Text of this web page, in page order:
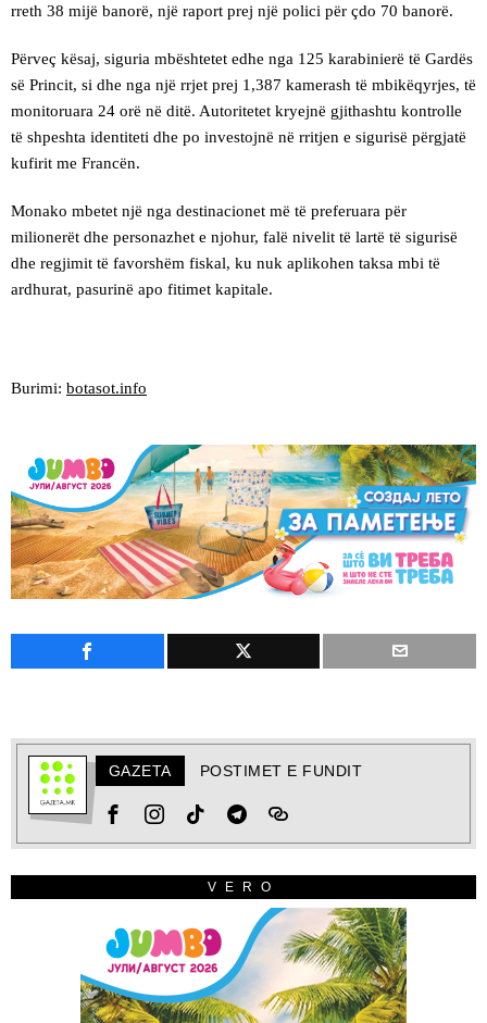
rreth 38 mijë banorë, një raport prej një polici për çdo 70 banorë.
Përveç kësaj, siguria mbështetet edhe nga 125 karabinierë të Gardës
së Princit, si dhe nga një rrjet prej 1,387 kamerash të mbikëqyrjes, të
monitoruara 24 orë në ditë. Autoritetet kryejnë gjithashtu kontrolle
të shpeshta identiteti dhe po investojnë në rritjen e sigurisë përgjatë
kufirit me Francën.
Monako mbetet një nga destinacionet më të preferuara për
milionerët dhe personazhet e njohur, falë nivelit të lartë të sigurisë
dhe regjimit të favorshëm fiskal, ku nuk aplikohen taksa mbi të
ardhurat, pasurinë apo fitimet kapitale.
Burimi: botasot.info
GAZETA POSTIMET E FUNDIT
VERO